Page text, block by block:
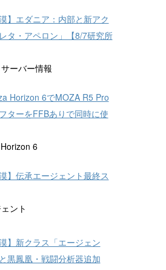
】エダニア：内部と新アク
タ・アペロン」【8/7研究所
ーバー情報
Horizon 6でMOZA R5 Pro
ターをFFBありで同時に使
6
】伝承エージェント最終ス
ント
】新クラス「エージェン
黒鳳凰・戦闘分析器追加